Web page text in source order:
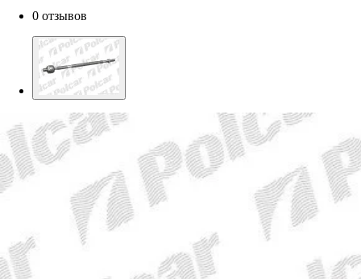
0 отзывов